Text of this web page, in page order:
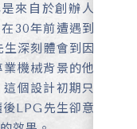
來自於創辦人的名
30年前遭遇到交通
深刻體會到因不同
機械背景的他決定
個設計初期只被應
LPG先生卻意外發